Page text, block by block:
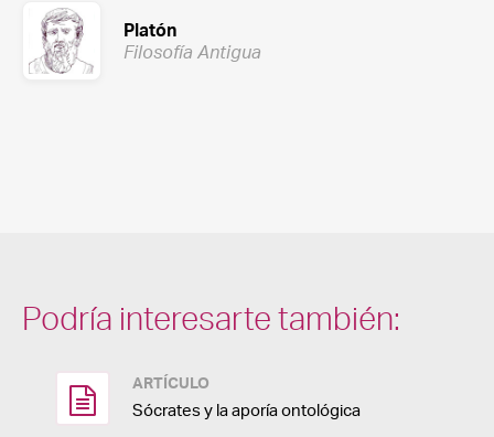
Platón
Filosofía Antigua
Podría interesarte también:
ARTÍCULO
Sócrates y la aporía ontológica